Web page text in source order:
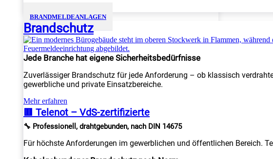
BRANDMELDEANLAGEN
Brandschutz
Jede Branche hat eigene Sicherheitsbedürfnisse
Zuverlässiger Brandschutz für jede Anforderung – ob klassisch
gewerbliche und private Einsatzbereiche.
Mehr erfahren
🟥 Telenot – VdS-zertifizierte
🔧 Professionell, drahtgebunden, nach DIN 14675
Für höchste Anforderungen im gewerblichen und öffentlichen Bereich.